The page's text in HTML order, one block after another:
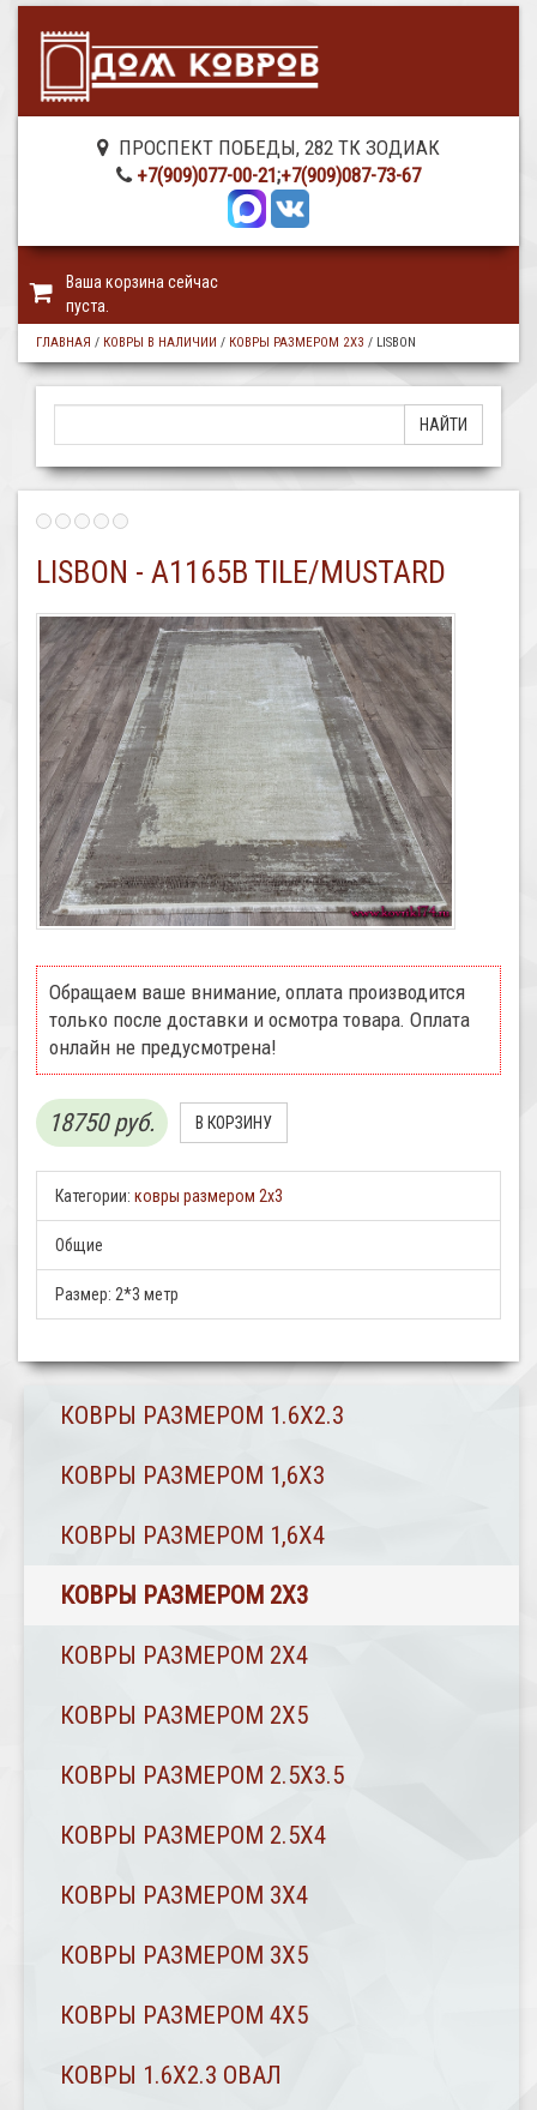
ПРОСПЕКТ ПОБЕДЫ, 282 ТК ЗОДИАК
+7(909)077-00-21;+7(909)087-73-67
Ваша корзина сейчас
пуста.
ГЛАВНАЯ / КОВРЫ В НАЛИЧИИ / КОВРЫ РАЗМЕРОМ 2Х3 / LISBON
LISBON - A1165B TILE/MUSTARD
Обращаем ваше внимание, оплата производится
только после доставки и осмотра товара. Оплата
онлайн не предусмотрена!
18750 руб.
Категории: ковры размером 2х3
Общие
Размер: 2*3 метр
КОВРЫ РАЗМЕРОМ 1.6Х2.3
КОВРЫ РАЗМЕРОМ 1,6Х3
КОВРЫ РАЗМЕРОМ 1,6Х4
КОВРЫ РАЗМЕРОМ 2Х3
КОВРЫ РАЗМЕРОМ 2Х4
КОВРЫ РАЗМЕРОМ 2Х5
КОВРЫ РАЗМЕРОМ 2.5Х3.5
КОВРЫ РАЗМЕРОМ 2.5Х4
КОВРЫ РАЗМЕРОМ 3Х4
КОВРЫ РАЗМЕРОМ 3Х5
КОВРЫ РАЗМЕРОМ 4Х5
КОВРЫ 1.6Х2.3 ОВАЛ